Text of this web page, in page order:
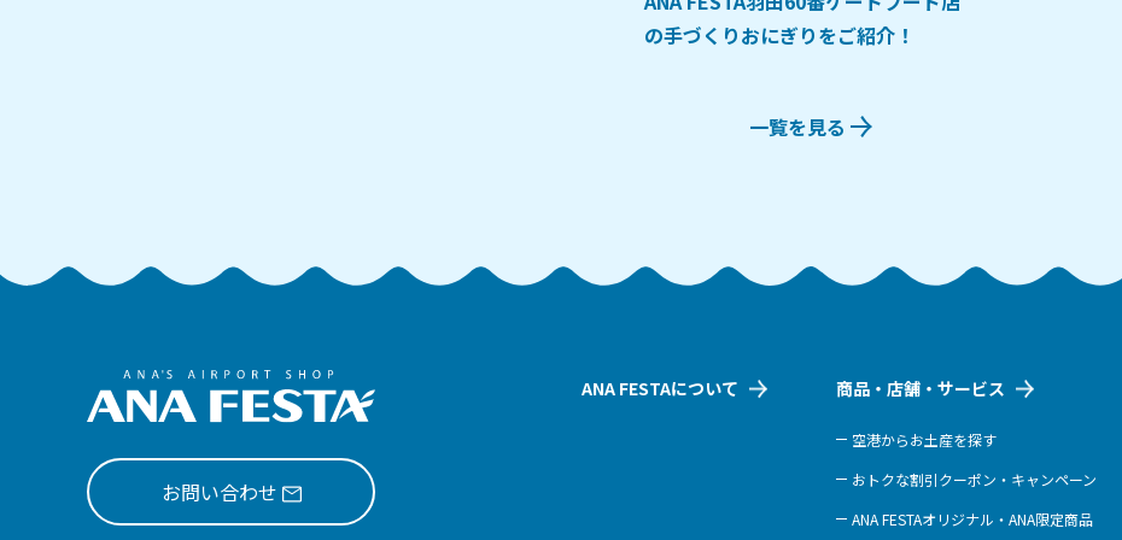
の手づくりおにぎりをご紹介！
一覧を見る
お問い合わせ
ANA FESTAについて 商品・店舗・サービス
空港からお土産を探す
おトクな割引クーポン・キャンペーン
ANA FESTAオリジナル・ANA限定商品